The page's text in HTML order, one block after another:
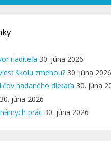
riaditeľa 30. júna 2026
školu zmenou? 30. júna 2026
nadaného dieťaťa 30. júna
30. júna 2026
prác 30. júna 2026